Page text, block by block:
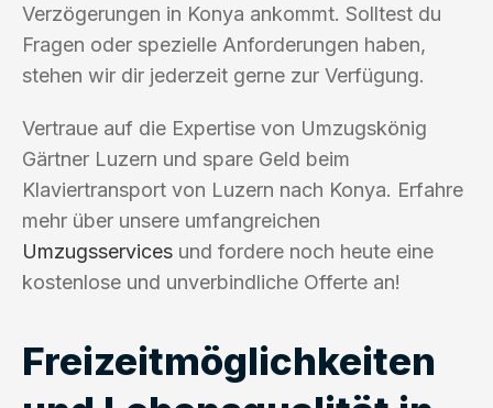
Verzögerungen in Konya ankommt. Solltest du
Fragen oder spezielle Anforderungen haben,
stehen wir dir jederzeit gerne zur Verfügung.
Vertraue auf die Expertise von Umzugskönig
Gärtner Luzern und spare Geld beim
Klaviertransport von Luzern nach Konya. Erfahre
mehr über unsere umfangreichen
Umzugsservices und fordere noch heute eine
kostenlose und unverbindliche Offerte an!
Freizeitmöglichkeiten